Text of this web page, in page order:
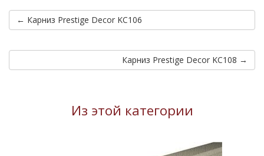
← Карниз Prestige Decor KC106
Карниз Prestige Decor KC108 →
Из этой категории